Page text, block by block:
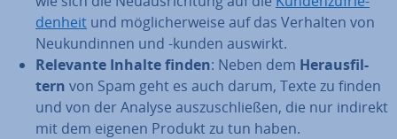
den­heit und mög­li­cher­wei­se auf das Verhalten von
Neu­kun­din­nen und -kunden auswirkt.
Relevante Inhalte finden: Neben dem Her­aus­fil­
tern von Spam geht es auch darum, Texte zu finden
und von der Analyse aus­zu­schlie­ßen, die nur indirekt
mit dem eigenen Produkt zu tun haben.